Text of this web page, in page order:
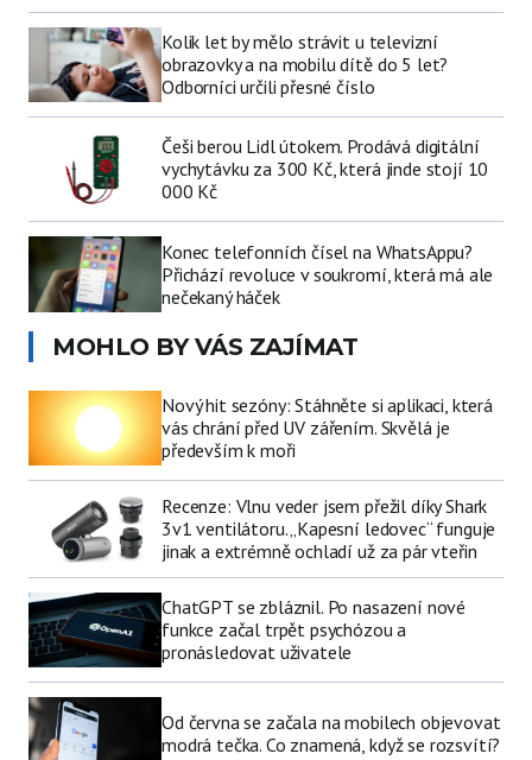
Kolik let by mělo strávit u televizní
obrazovky a na mobilu dítě do 5 let?
Odborníci určili přesné číslo
Češi berou Lidl útokem. Prodává digitální
vychytávku za 300 Kč, která jinde stojí 10
000 Kč
Konec telefonních čísel na WhatsAppu?
Přichází revoluce v soukromí, která má ale
nečekaný háček
MOHLO BY VÁS ZAJÍMAT
Nový hit sezóny: Stáhněte si aplikaci, která
vás chrání před UV zářením. Skvělá je
především k moři
Recenze: Vlnu veder jsem přežil díky Shark
3v1 ventilátoru. „Kapesní ledovec“ funguje
jinak a extrémně ochladí už za pár vteřin
ChatGPT se zbláznil. Po nasazení nové
funkce začal trpět psychózou a
pronásledovat uživatele
Od června se začala na mobilech objevovat
modrá tečka. Co znamená, když se rozsvítí?